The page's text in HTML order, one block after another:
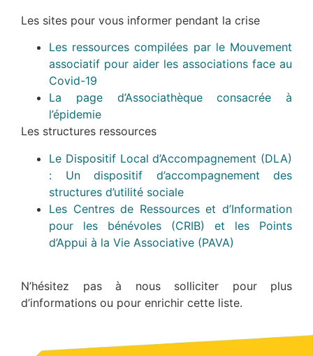
Les sites pour vous informer pendant la crise
Les ressources compilées par le Mouvement
associatif pour aider les associations face au
Covid-19
La page d’Associathèque consacrée à
l’épidemie
Les structures ressources
Le Dispositif Local d’Accompagnement (DLA)
: Un dispositif d’accompagnement des
structures d’utilité sociale
Les Centres de Ressources et d’Information
pour les bénévoles (CRIB) et les Points
d’Appui à la Vie Associative (PAVA)
N’hésitez pas à nous solliciter pour plus
d’informations ou pour enrichir cette liste.